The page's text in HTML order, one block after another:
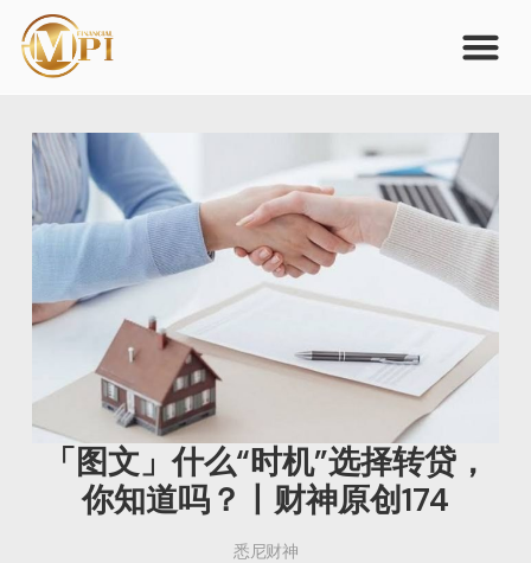
「图文」什么“时机”选择转贷，
你知道吗？丨财神原创174
悉尼财神